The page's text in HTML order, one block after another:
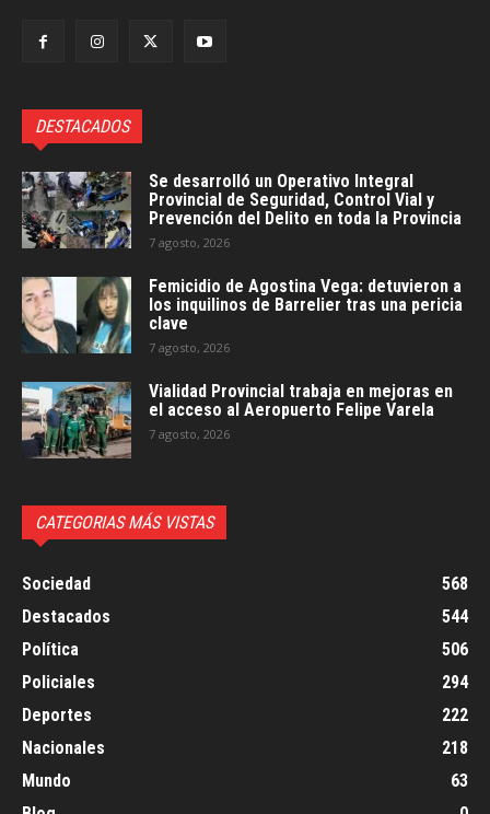
DESTACADOS
Se desarrolló un Operativo Integral
Provincial de Seguridad, Control Vial y
Prevención del Delito en toda la Provincia
7 agosto, 2026
Femicidio de Agostina Vega: detuvieron a
los inquilinos de Barrelier tras una pericia
clave
7 agosto, 2026
Vialidad Provincial trabaja en mejoras en
el acceso al Aeropuerto Felipe Varela
7 agosto, 2026
CATEGORIAS MÁS VISTAS
Sociedad
568
Destacados
544
Política
506
Policiales
294
Deportes
222
Nacionales
218
Mundo
63